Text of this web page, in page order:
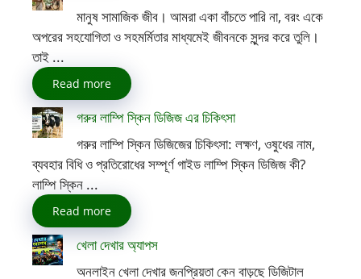
মানুষ সামাজিক জীব। আমরা একা বাঁচতে পারি না, বরং একে
অপরের সহযোগিতা ও সহমর্মিতার মাধ্যমেই জীবনকে সুন্দর করে তুলি।
তাই ...
Read more
গরুর লাম্পি স্কিন ডিজিজ এর চিকিৎসা
গরুর লাম্পি স্কিন ডিজিজের চিকিৎসা: লক্ষণ, ওষুধের নাম,
ব্যবহার বিধি ও প্রতিরোধের সম্পূর্ণ গাইড লাম্পি স্কিন ডিজিজ কী?
লাম্পি স্কিন ...
Read more
খেলা দেখার অ্যাপস
অনলাইন খেলা দেখার জনপ্রিয়তা কেন বাড়ছে ডিজিটাল